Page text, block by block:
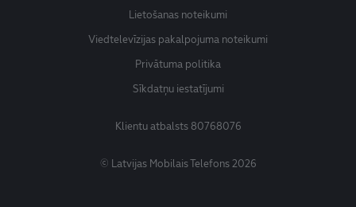
Lietošanas noteikumi
Viedtelevīzijas pakalpojuma noteikumi
Privātuma politika
Sīkdatņu iestatījumi
Klientu atbalsts80768076
© Latvijas Mobilais Telefons 2026